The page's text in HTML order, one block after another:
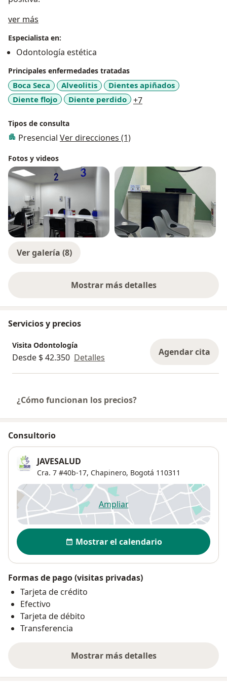
ver más
Especialista en:
Odontología estética
Principales enfermedades tratadas
Boca Seca Alveolitis
Dientes apiñados
Diente flojo
Diente perdido +7
Tipos de consulta
Presencial Ver direcciones (1)
Fotos y videos
Ver galería (8)
Mostrar más detalles
sobre la experiencia
Servicios y precios
Visita Odontología
Desde $ 42.350 Detalles Agendar cita
¿Cómo funcionan los precios?
Consultorio
JAVESALUD
Cra. 7 #40b-17, Chapinero, Bogotá 110311
Ampliarse abre en una nueva
Disponibilidad
Mostrar el calendario
Formas de pago (visitas privadas)
Tarjeta de crédito
Efectivo
Tarjeta de débito
Transferencia
Mostrar más detalles
sobre la dirección